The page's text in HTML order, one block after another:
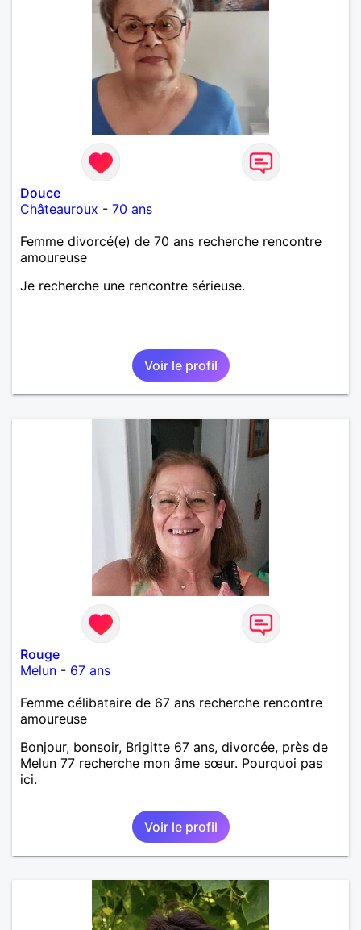
Douce
Châteauroux - 70 ans
Femme divorcé(e) de 70 ans recherche rencontre
amoureuse
Je recherche une rencontre sérieuse.
Voir le profil
Rouge
Melun - 67 ans
Femme célibataire de 67 ans recherche rencontre
amoureuse
Bonjour, bonsoir, Brigitte 67 ans, divorcée, près de
Melun 77 recherche mon âme sœur. Pourquoi pas
ici.
Voir le profil